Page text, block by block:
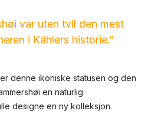
var uten tvil den mest
i Kählers historie.”
denne ikoniske statusen og den
en naturlig
designe en ny kolleksjon.